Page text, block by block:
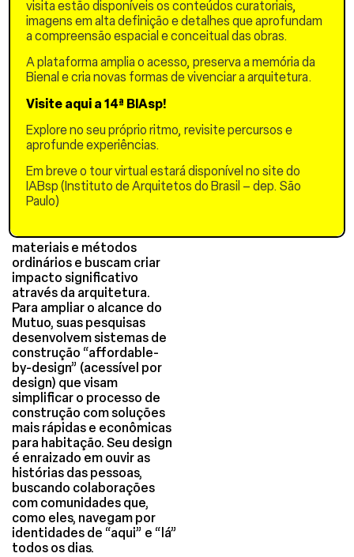
“Resíduo”, que se tornaram
a base para uma
arquitetura de
reaproveitamento,
buscando dar novo
significado a materiais e
métodos negligenciados.
Mutuo, premiado escritório
de design e pesquisa em
em 2014 pelos imigrantes
Fernanda Oppermann e
Jose Herrasti. Desde o
extraordinário no uso de
materiais e métodos
ordinários e buscam criar
impacto significativo
através da arquitetura.
Para ampliar o alcance do
Mutuo, suas pesquisas
desenvolvem sistemas de
construção “affordable-
by-design” (acessível por
design) que visam
simplificar o processo de
construção com soluções
mais rápidas e econômicas
para habitação. Seu design
é enraizado em ouvir as
histórias das pessoas,
buscando colaborações
com comunidades que,
como eles, navegam por
identidades de “aqui” e “lá”
todos os dias.
visita estão disponíveis os conteúdos curatoriais,
imagens em alta definição e detalhes que aprofundam
a compreensão espacial e conceitual das obras.
A plataforma amplia o acesso, preserva a memória da
Bienal e cria novas formas de vivenciar a arquitetura.
Visite aqui a 14ª BIAsp!
Explore no seu próprio ritmo, revisite percursos e
aprofunde experiências.
Em breve o tour virtual estará disponível no site do
IABsp (Instituto de Arquitetos do Brasil – dep. São
Paulo)